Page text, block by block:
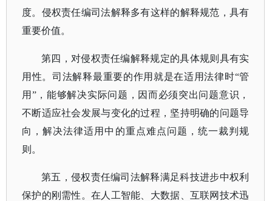
度。侵权责任编司法解释多有这样的解释规范，具有
重要价值。
第四，对侵权责任编解释规定的具体规则具有实
用性。司法解释最重要的作用就是在适用法律时“管
用”，能够解决实际问题，因而必须突出问题意识，
不断适应社会发展与变化的过程，坚持明确的问题导
向，解决法律适用中的重点难点问题，统一裁判规
则。
第五，侵权责任编司法解释满足科技进步中权利
保护的刚需性。在人工智能、大数据、互联网技术迅